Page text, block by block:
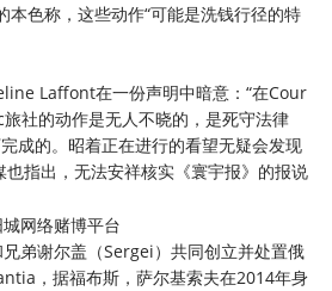
色称，这些动作“可能是洗钱行径的特
Laffont在一份声明中暗意：“在Cour
社的动作是无人不晓的，是死守法律
成的。昭着正在进行的看望无疑会发现
也指出，无法安祥核实《寰宇报》的报说
谢尔盖（Sergei）共同创立并处置俄
，据福布斯，萨尔基索夫在2014年身